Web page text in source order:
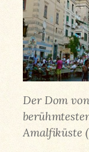
Der Dom
Amalfiküste